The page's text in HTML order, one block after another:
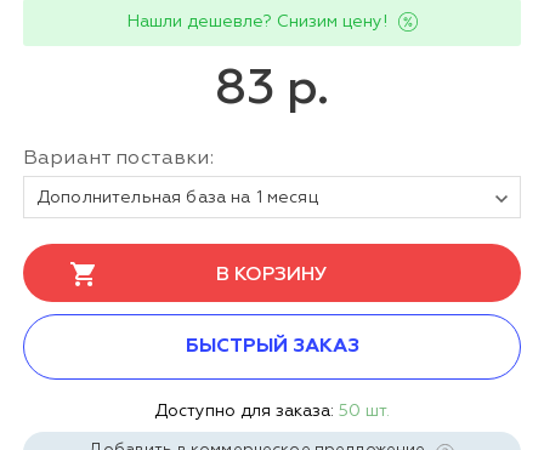
Нашли дешевле? Снизим цену!
83 р.
Вариант поставки:
Дополнительная база на 1 месяц
В КОРЗИНУ
БЫСТРЫЙ ЗАКАЗ
Доступно для заказа: 50 шт.